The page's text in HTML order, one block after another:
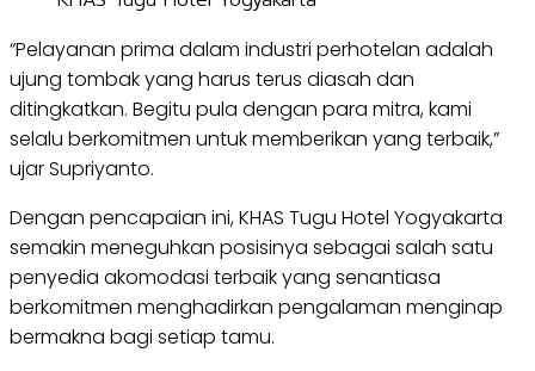
“Pelayanan prima dalam industri perhotelan adalah
ujung tombak yang harus terus diasah dan
ditingkatkan. Begitu pula dengan para mitra, kami
selalu berkomitmen untuk memberikan yang terbaik,”
ujar Supriyanto.
Dengan pencapaian ini, KHAS Tugu Hotel Yogyakarta
semakin meneguhkan posisinya sebagai salah satu
penyedia akomodasi terbaik yang senantiasa
berkomitmen menghadirkan pengalaman menginap
bermakna bagi setiap tamu.